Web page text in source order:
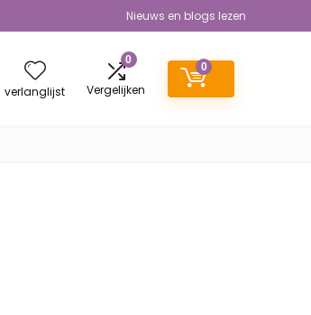
Nieuws en blogs lezen
verlanglijst
0
Vergelijken
0